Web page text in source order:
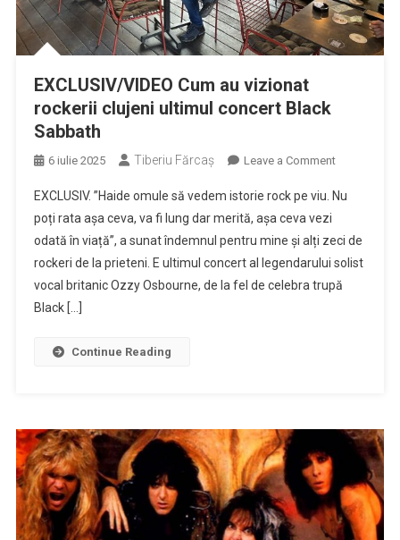
EXCLUSIV/VIDEO Cum au vizionat
rockerii clujeni ultimul concert Black
Sabbath
6 iulie 2025 Tiberiu Fărcaş Leave a Commenton
Cum
vizionat
rockerii
clujeni
EXCLUSIV. ”Haide omule să vedem istorie rock pe viu. Nu
poți rata așa ceva, va fi lung dar merită, așa ceva vezi
odată în viață”, a sunat îndemnul pentru mine și alți zeci de
rockeri de la prieteni. E ultimul concert al legendarului solist
vocal britanic Ozzy Osbourne, de la fel de celebra trupă
Black […]
Continue Reading